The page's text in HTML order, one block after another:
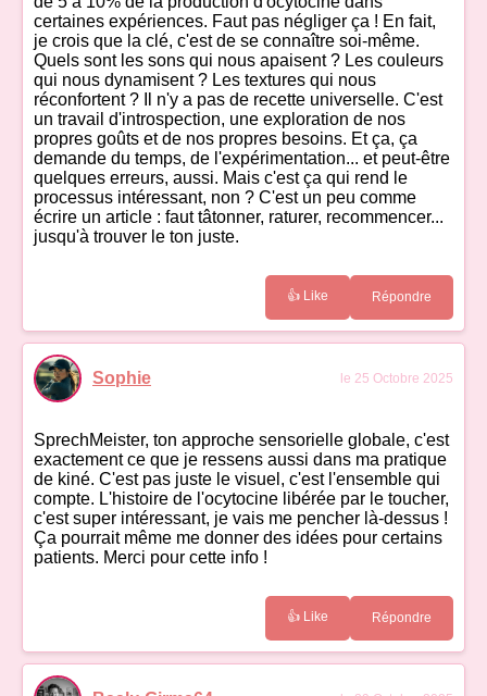
certaines expériences. Faut pas négliger ça ! En fait,
je crois que la clé, c'est de se connaître soi-même.
Quels sont les sons qui nous apaisent ? Les couleurs
qui nous dynamisent ? Les textures qui nous
réconfortent ? Il n'y a pas de recette universelle. C'est
un travail d'introspection, une exploration de nos
propres goûts et de nos propres besoins. Et ça, ça
demande du temps, de l'expérimentation... et peut-être
quelques erreurs, aussi. Mais c'est ça qui rend le
processus intéressant, non ? C'est un peu comme
écrire un article : faut tâtonner, raturer, recommencer...
jusqu'à trouver le ton juste.
👍 Like Répondre
Sophie le 25 Octobre 2025
SprechMeister, ton approche sensorielle globale, c'est
exactement ce que je ressens aussi dans ma pratique
de kiné. C'est pas juste le visuel, c'est l'ensemble qui
compte. L'histoire de l'ocytocine libérée par le toucher,
c'est super intéressant, je vais me pencher là-dessus !
Ça pourrait même me donner des idées pour certains
patients. Merci pour cette info !
👍 Like Répondre